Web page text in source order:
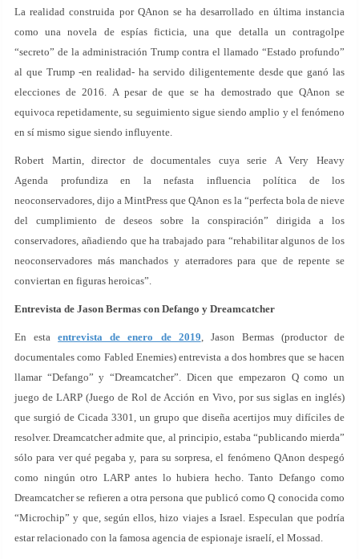
La realidad construida por QAnon se ha desarrollado en última instancia
como una novela de espías ficticia, una que detalla un contragolpe
“secreto” de la administración Trump contra el llamado “Estado profundo”
al que Trump -en realidad- ha servido diligentemente desde que ganó las
elecciones de 2016. A pesar de que se ha demostrado que QAnon se
equivoca repetidamente, su seguimiento sigue siendo amplio y el fenómeno
en sí mismo sigue siendo influyente.
Robert Martin, director de documentales cuya serie A Very Heavy
Agenda profundiza en la nefasta influencia política de los
neoconservadores, dijo a MintPress que QAnon es la “perfecta bola de nieve
del cumplimiento de deseos sobre la conspiración” dirigida a los
conservadores, añadiendo que ha trabajado para “rehabilitar algunos de los
neoconservadores más manchados y aterradores para que de repente se
conviertan en figuras heroicas”.
Entrevista de Jason Bermas con Defango y Dreamcatcher
En estaentrevista de enero de 2019, Jason Bermas (productor de
documentales como Fabled Enemies) entrevista a dos hombres que se hacen
llamar “Defango” y “Dreamcatcher”. Dicen que empezaron Q como un
juego de LARP (Juego de Rol de Acción en Vivo, por sus siglas en inglés)
que surgió de Cicada 3301, un grupo que diseña acertijos muy difíciles de
resolver. Dreamcatcher admite que, al principio, estaba “publicando mierda”
sólo para ver qué pegaba y, para su sorpresa, el fenómeno QAnon despegó
como ningún otro LARP antes lo hubiera hecho. Tanto Defango como
Dreamcatcher se refieren a otra persona que publicó como Q conocida como
“Microchip” y que, según ellos, hizo viajes a Israel. Especulan que podría
estar relacionado con la famosa agencia de espionaje israelí, el Mossad.